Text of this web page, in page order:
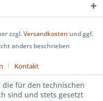
zzgl.Versandkosten und ggf.
anders beschrieben
Kontakt
die für den technischen
sind und stets gesetzt